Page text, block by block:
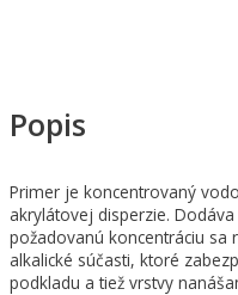
Popis
Primer je koncentrovaný
akrylátovej disperzie.
požadovanú koncentráciu sa
alkalické súčasti, ktoré
podkladu a tiež vrstvy